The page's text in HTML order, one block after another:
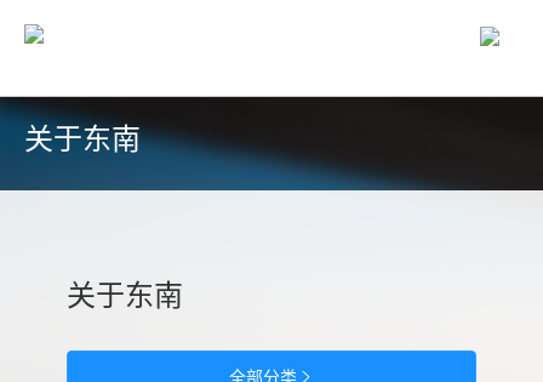
首页 /
关于东南
关于东南
全部分类